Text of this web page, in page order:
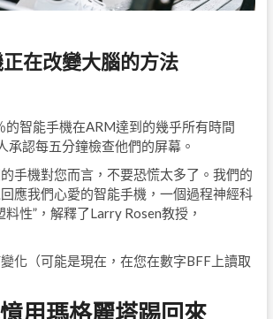
在改變大腦的方法
智能手機在ARM達到的幾乎所有時間
承認每五分鐘檢查他們的屏幕。
手機對您而言，不要恐慌太多了。我們的
應我們心愛的智能手機，一個過程神經科
性”，解釋了Larry Rosen教授，
化（可能是現在，在您在數字BFF上讀取